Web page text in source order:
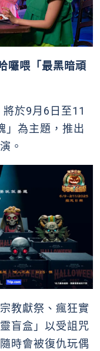
囉喂「最黑暗頑
將於9月6日至11
」為主題，推出
。
教獻祭、瘋狂實
盲盒」以受詛咒
時會被復仇玩偶